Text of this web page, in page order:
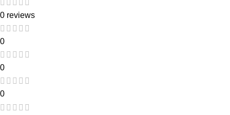
0 reviews
0
0
0